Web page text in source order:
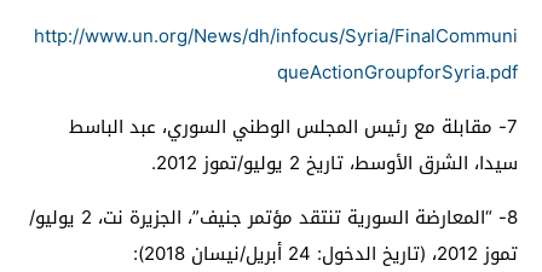
http://www.un.org/News/dh/infocus/Syria/FinalCommuni
queActionGroupforSyria.pdf
7- مقابلة مع رئيس المجلس الوطني السوري، عبد الباسط
سيدا، الشرق الأوسط، تاريخ 2 يوليو/تموز 2012.
8-
“المعارضة السورية تنتقد مؤتمر جنيف”، الجزيرة نت، 2 يوليو/
تموز 2012، (تاريخ الدخول: 24 أبريل/نيسان 2018):